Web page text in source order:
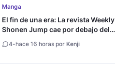
Manga
El fin de una era: La revista Weekly
Shonen Jump cae por debajo del
4-hace 16 horas por Kenji